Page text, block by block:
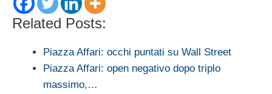
Related Posts:
Piazza Affari: occhi puntati su Wall Street
Piazza Affari: open negativo dopo triplo
massimo,…